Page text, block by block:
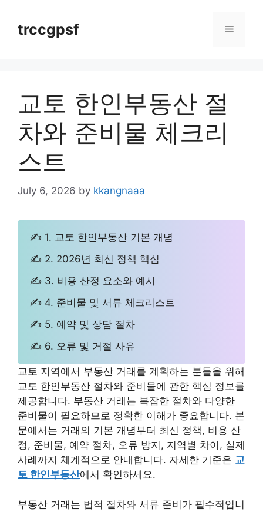
contenttrccgpsf Menu
교토 한인부동산 절
차와 준비물 체크리
스트
July 6, 2026 by kkangnaaa
✍ 1. 교토 한인부동산 기본 개념
✍ 2. 2026년 최신 정책 핵심
✍ 3. 비용 산정 요소와 예시
✍ 4. 준비물 및 서류 체크리스트
✍ 5. 예약 및 상담 절차
✍ 6. 오류 및 거절 사유
교토 지역에서 부동산 거래를 계획하는 분들을 위해
교토 한인부동산 절차와 준비물에 관한 핵심 정보를
제공합니다. 부동산 거래는 복잡한 절차와 다양한
준비물이 필요하므로 정확한 이해가 중요합니다. 본
문에서는 거래의 기본 개념부터 최신 정책, 비용 산
정, 준비물, 예약 절차, 오류 방지, 지역별 차이, 실제
사례까지 체계적으로 안내합니다. 자세한 기준은 교
토 한인부동산에서 확인하세요.
부동산 거래는 법적 절차와 서류 준비가 필수적입니